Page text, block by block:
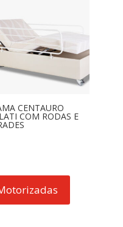
CENTAURO
COM RODAS E